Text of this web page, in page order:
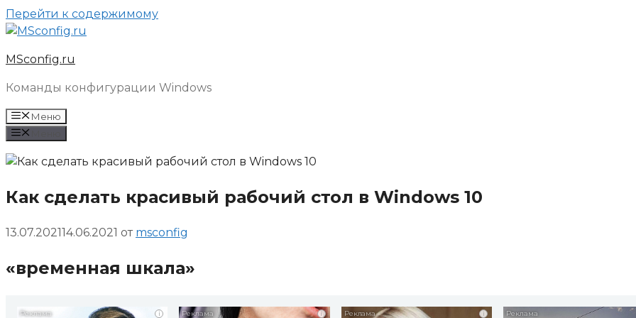
Перейти к содержимому
MSconfig.ru
Команды конфигурации Windows
Меню
Как сделать красивый рабочий стол в Windows 10
13.07.202114.06.2021 от msconfig
«временная шкала»
i i i